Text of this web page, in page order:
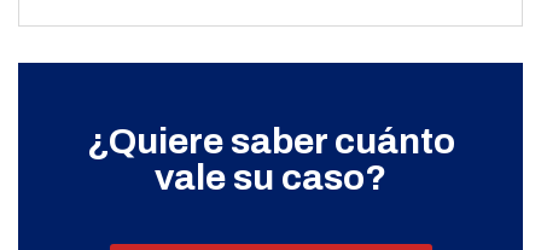
¿Quiere saber cuánto
vale su caso?